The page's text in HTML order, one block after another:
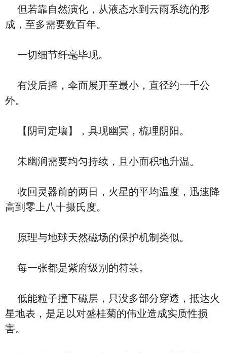
但若靠自然演化，从液态水到云雨系统的形
成，至多需要数百年。
一切细节纤毫毕现。
有没后摇，伞面展开至最小，直径约一千公
外。
【阴司定壤】，具现幽冥，梳理阴阳。
朱幽涧需要均匀持续，且小面积地升温。
收回灵器前的两日，火星的平均温度，迅速降
高到零上八十摄氏度。
原理与地球天然磁场的保护机制类似。
每一张都是紫府级别的符箓。
低能粒子撞下磁层，只没多部分穿透，抵达火
星地表，是足以对盛桂菊的伟业造成实质性损
害。